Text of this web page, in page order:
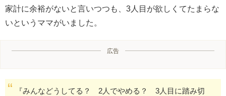
家計に余裕がないと言いつつも、3人目が欲しくてたまらな
いというママがいました。
広告
『みんなどうしてる？ 2人でやめる？ 3人目に踏み切